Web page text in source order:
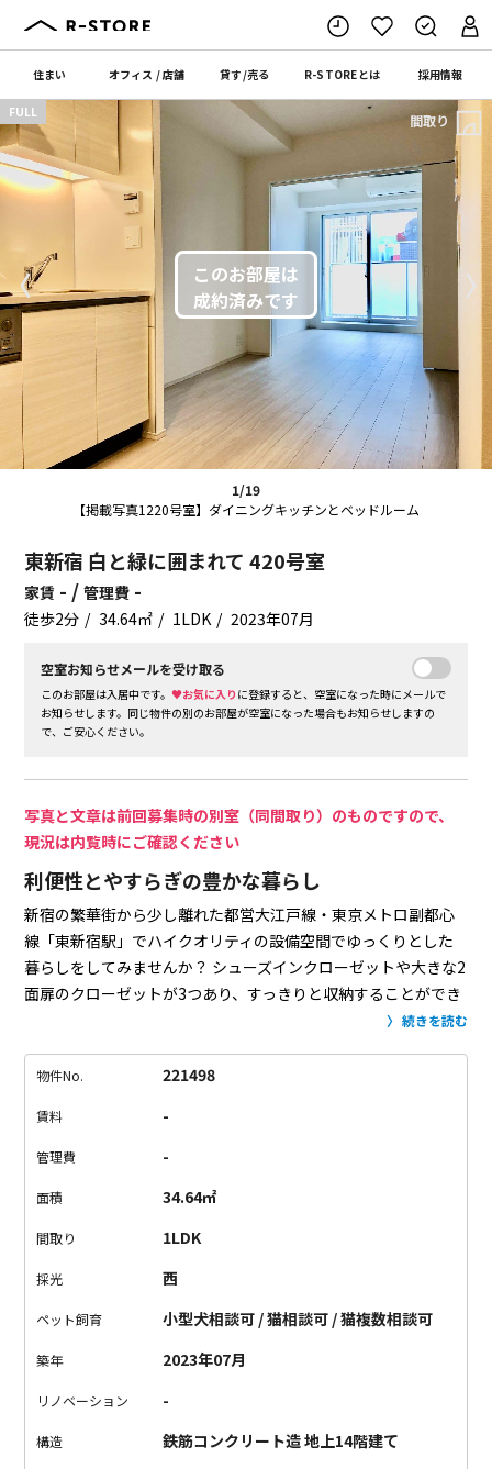
住まい オフィス /店舗 貸す/売る R-STOREとは 採用情報
1/19
【掲載写真1220号室】ダイニングキッチンとベッドルーム
〈 〉
FULL 間取り
東新宿 白と緑に囲まれて 420号室
家賃 - /管理費 -
徒歩2分 34.64㎡ 1LDK 2023年07月
空室お知らせメールを受け取る
このお部屋は入居中です。♥お気に入り に登録すると、空室になった時にメールで
お知らせします。同じ物件の別のお部屋が空室になった場合もお知らせしますの
で、ご安心ください。
写真と文章は前回募集時の別室（同間取り）のものですので、
現況は内覧時にご確認ください
利便性とやすらぎの豊かな暮らし
新宿の繁華街から少し離れた都営大江戸線・東京メトロ副都心
線「東新宿駅」でハイクオリティの設備空間でゆっくりとした
暮らしをしてみませんか？ シューズインクローゼットや大きな2
面扉のクローゼットが3つあり、すっきりと収納することができ
スライドドアを閉めてベッドルームと生活空間を分けて
ーペットが引いてあり遅い時間の出入りにも足音を気にする必
エレベーターでの移動はいりません。
の暮らしも充実できるよう、エレベーターには「ペット」とい
え、マンション内に無人のコンビニまで設備しています。
続きを読む
物件No. 221498
賃料 -
管理費 -
面積 34.64㎡
間取り 1LDK
採光 西
ペット飼育 小型犬相談可 / 猫相談可 / 猫複数相談可
築年 2023年07月
リノベーション -
構造 鉄筋コンクリート造 地上14階建て